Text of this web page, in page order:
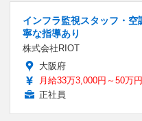
インフラ監視スタッフ・
寧な指導あり
株式会社RIOT
大阪府
月給33万3,000円～50万円
正社員